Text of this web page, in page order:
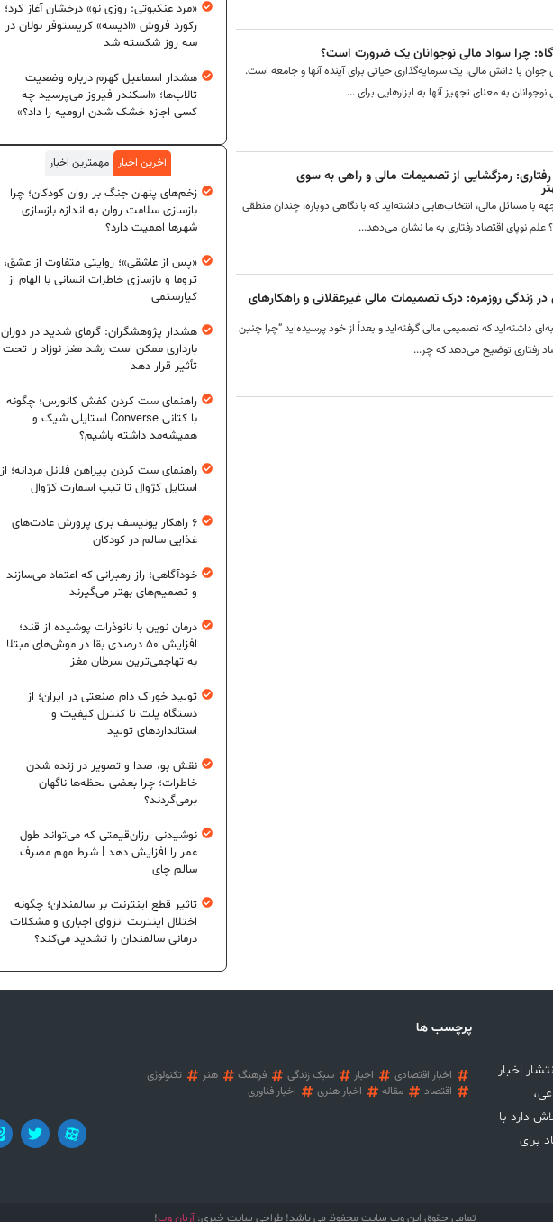
چرا سواد مالی نوجوانان یک ضرورت است؟
جوان با دانش مالی، یک سرمایه‌گذاری حیاتی برای آینده‌ آنها و جامعه است.
به معنای تجهیز آنها به ابزارهایی برای ...
رفتاری: رمزگشایی از تصمیمات مالی و راهی به سوی
با مسائل مالی، انتخاب‌هایی داشته‌اید که با نگاهی دوباره، چندان منطقی
علم نوپای اقتصاد رفتاری به ما نشان می‌دهد...
در زندگی روزمره: درک تصمیمات مالی غیرعقلانی و راهکارهای
داشته‌اید که تصمیمی مالی گرفته‌اید و بعداً از خود پرسیده‌اید “چرا چنین
رفتاری توضیح می‌دهد که چر...
«مرد عنکبوتی: روزی نو» درخشان آغاز کرد؛
رکورد فروش «ادیسه» کریستوفر نولان در
سه روز شکسته شد
هشدار اسماعیل کهرم درباره وضعیت
تالاب‌ها؛ «اسکندر فیروز می‌پرسید چه
کسی اجازه خشک شدن ارومیه را داد؟»
آخرین اخبار
مهمترین اخبار
زخم‌های پنهان جنگ بر روان کودکان؛ چرا
بازسازی سلامت روان به اندازه بازسازی
شهرها اهمیت دارد؟
«پس از عاشقی»؛ روایتی متفاوت از عشق،
تروما و بازسازی خاطرات انسانی با الهام از
کیارستمی
هشدار پژوهشگران: گرمای شدید در دوران
بارداری ممکن است رشد مغز نوزاد را تحت
تأثیر قرار دهد
راهنمای ست کردن کفش کانورس؛ چگونه
با کتانی Converse استایلی شیک و
همیشه‌مد داشته باشیم؟
راهنمای ست کردن پیراهن فلانل مردانه؛ از
استایل کژوال تا تیپ اسمارت کژوال
۶ راهکار یونیسف برای پرورش عادت‌های
غذایی سالم در کودکان
خودآگاهی؛ راز رهبرانی که اعتماد می‌سازند
و تصمیم‌های بهتر می‌گیرند
درمان نوین با نانوذرات پوشیده از قند؛
افزایش ۵۰ درصدی بقا در موش‌های مبتلا
به تهاجمی‌ترین سرطان مغز
تولید خوراک دام صنعتی در ایران؛ از
دستگاه پلت تا کنترل کیفیت و
استانداردهای تولید
نقش بو، صدا و تصویر در زنده شدن
خاطرات؛ چرا بعضی لحظه‌ها ناگهان
برمی‌گردند؟
نوشیدنی ارزان‌قیمتی که می‌تواند طول
عمر را افزایش دهد | شرط مهم مصرف
سالم چای
تاثیر قطع اینترنت بر سالمندان؛ چگونه
اختلال اینترنت انزوای اجباری و مشکلات
درمانی سالمندان را تشدید می‌کند؟
اخبار
دارد با
برای
پرچسب ها
اخبار اقتصادی اخبار سبک زندگی فرهنگ هنر
تکنولوژی
اقتصاد
مقاله اخبار هنری اخبار فناوری
تمامی حقوق این وب سایت محفوظ می باشد! طراحی سایت خبری:آریان وب!